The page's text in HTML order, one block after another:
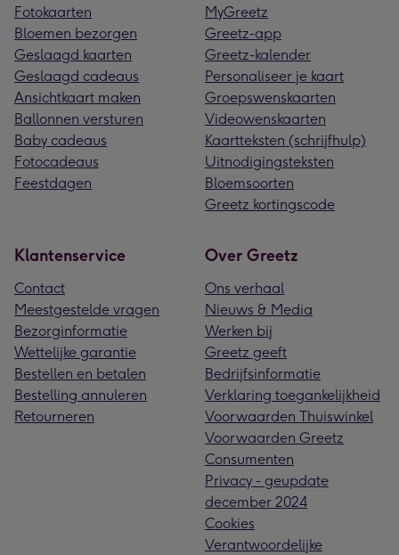
Fotokaarten
Bloemen bezorgen
Geslaagd kaarten
Geslaagd cadeaus
Ansichtkaart maken
Ballonnen versturen
Baby cadeaus
Fotocadeaus
Feestdagen
MyGreetz
Greetz-app
Greetz-kalender
Personaliseer je kaart
Groepswenskaarten
Videowenskaarten
Kaartteksten (schrijfhulp)
Uitnodigingsteksten
Bloemsoorten
Greetz kortingscode
Klantenservice
Contact
Meestgestelde vragen
Bezorginformatie
Wettelijke garantie
Bestellen en betalen
Bestelling annuleren
Retourneren
Over Greetz
Ons verhaal
Nieuws & Media
Werken bij
Greetz geeft
Bedrijfsinformatie
Verklaring toegankelijkheid
Voorwaarden Thuiswinkel
Voorwaarden Greetz
Consumenten
Privacy - geupdate
december 2024
Cookies
Verantwoordelijke